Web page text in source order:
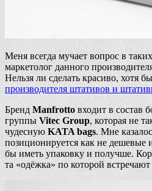
Меня всегда мучает вопрос в
маркетолог данного
Нельзя ли сделать красиво, хотя
производителя штативов и
Бренд Manfrotto входит в состав
группы Vitec Group, которая не
чудесную KATA bags. Мне
позиционируется как не дешевые
бы иметь упаковку и получше.
та «одёжка» по которой встречают